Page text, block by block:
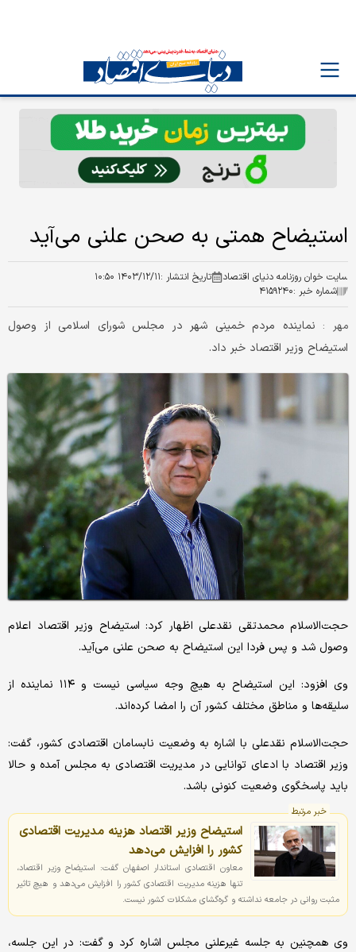
استیضاح همتی به صحن علنی می‌آید
سایت خوان روزنامه دنیای اقتصاد تاریخ انتشار :۱۴۰۳/۱۲/۱۱ ۱۰:۵۰
شماره خبر :۴۱۵۹۲۴۰
مهر : نماینده مردم خمینی شهر در مجلس شورای اسلامی از وصول
استیضاح وزیر اقتصاد خبر داد.
حجت‌الاسلام محمدتقی نقدعلی اظهار کرد: استیضاح وزیر اقتصاد اعلام
وصول شد و پس فردا این استیضاح به صحن علنی می‌آید.
وی افزود: این استیضاح به هیچ وجه سیاسی نیست و ۱۱۴ نماینده از
سلیقه‌ها و مناطق مختلف کشور آن را امضا کرده‌اند.
حجت‌الاسلام نقدعلی با اشاره به وضعیت نابسامان اقتصادی کشور، گفت:
وزیر اقتصاد با ادعای توانایی در مدیریت اقتصادی به مجلس آمده و حالا
باید پاسخگوی وضعیت کنونی باشد.
خبر مرتبط
استیضاح وزیر اقتصاد هزینه مدیریت اقتصادی
کشور را افزایش می‌دهد
معاون اقتصادی استاندار اصفهان گفت: استیضاح وزیر اقتصاد،
تنها هزینه مدیریت اقتصادی کشور را افزایش می‌دهد و هیچ تاثیر
مثبت روانی در جامعه نداشته و گره‌گشای مشکلات کشور نیست.
وی همچنین به جلسه غیرعلنی مجلس اشاره کرد و گفت: در این جلسه،